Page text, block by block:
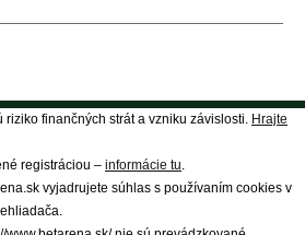
finančných strát a vzniku závislosti. Hrajte
registráciou – informácie tu.
vyjadrujete súhlas s používaním cookies v